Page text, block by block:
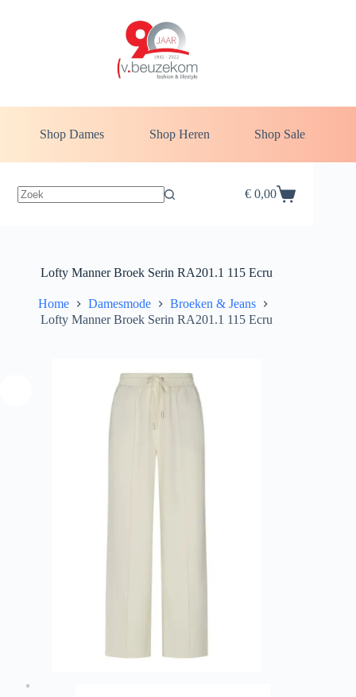
Shop Dames Shop Heren Shop Sale
Winkelwagen
€0,00
Lofty Manner Broek Serin RA201.1 115 Ecru
Home Damesmode
Broeken & Jeans
Lofty Manner Broek Serin RA201.1 115 Ecru